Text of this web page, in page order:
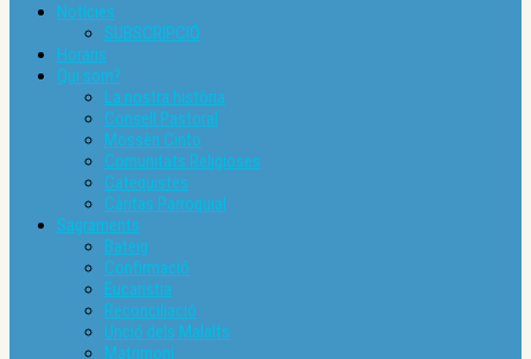
Notícies
SUBSCRIPCIÓ
Horaris
Qui som?
La nostra història
Consell Pastoral
Mossèn Cinto
Comunitats Religioses
Catequistes
Càritas Parroquial
Sagraments
Bateig
Confirmació
Eucaristia
Reconciliació
Unció dels Malalts
Matrimoni